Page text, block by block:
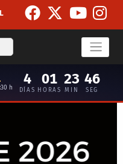
Search
h
4
DÍAS
01
HORAS
23
MIN
45
SEG